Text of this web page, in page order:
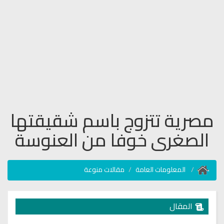
مصرية تتزوج باسم شقيقتها
الصغرى خوفا من العنوسة
المعلومات العامة مقالات منوعة
المقال